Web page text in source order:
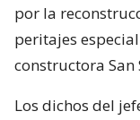
por la
peritajes
constructora San
Los dichos del